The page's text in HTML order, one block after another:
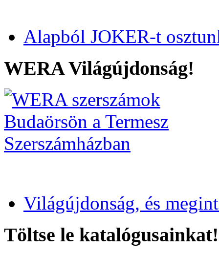
Alapból JOKER-t
WERA Világújdonság!
Világújdonság, és
Töltse le katalógusainkat!